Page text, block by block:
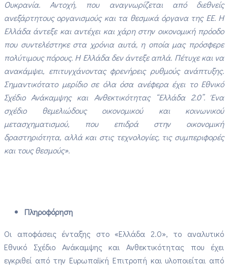
Ουκρανία. Αντοχή, που αναγνωρίζεται από διεθνείς
ανεξάρτητους οργανισμούς και τα θεσμικά όργανα της ΕΕ. Η
Ελλάδα άντεξε και αντέχει και χάρη στην οικονομική πρόοδο
που συντελέστηκε στα χρόνια αυτά, η οποία μας πρόσφερε
πολύτιμους πόρους. Η Ελλάδα δεν άντεξε απλά. Πέτυχε και να
ανακάμψει, επιτυγχάνοντας φρενήρεις ρυθμούς ανάπτυξης.
Σημαντικότατο μερίδιο σε όλα όσα ανέφερα έχει το Εθνικό
Σχέδιο Ανάκαμψης και Ανθεκτικότητας “Ελλάδα 2.0”. Ένα
σχέδιο θεμελιώδους οικονομικού και κοινωνικού
μετασχηματισμού, που επιδρά στην οικονομική
δραστηριότητα, αλλά και στις τεχνολογίες, τις συμπεριφορές
και τους θεσμούς».
Πληροφόρηση
Οι αποφάσεις ένταξης στο «Ελλάδα 2.0», το αναλυτικό
Εθνικό Σχέδιο Ανάκαμψης και Ανθεκτικότητας που έχει
εγκριθεί από την Ευρωπαϊκή Επιτροπή και υλοποιείται από